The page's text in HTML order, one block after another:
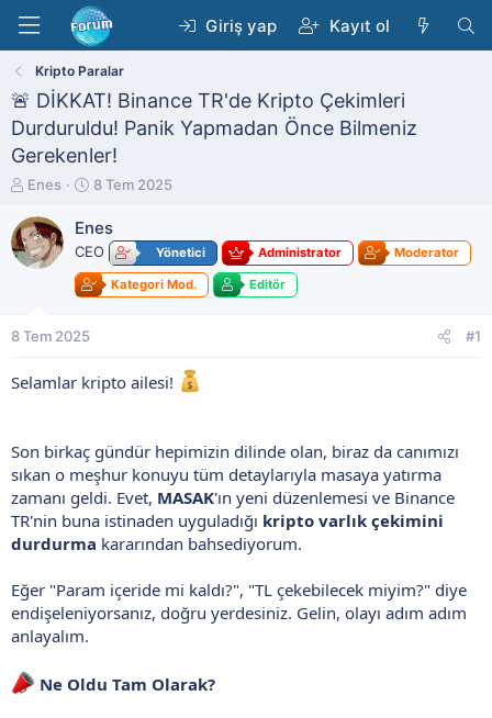
Giriş yap Kayıt ol
Kripto Paralar
🚨 DİKKAT! Binance TR'de Kripto Çekimleri
Durduruldu! Panik Yapmadan Önce Bilmeniz
Gerekenler!
K
n
b
u
a
l
n
Enes
B
ş
a
n
g
a
i
8 Tem 2025
Enes
CEO Yönetici Administrator Moderator
Kategori Mod. Editör
8 Tem 2025 #1
Selamlar kripto ailesi!
Son birkaç gündür hepimizin dilinde olan, biraz da canımızı
sıkan o meşhur konuyu tüm detaylarıyla masaya yatırma
zamanı geldi. Evet, MASAK'ın yeni düzenlemesi ve Binance
TR'nin buna istinaden uyguladığı kripto varlık çekimini
durdurma kararından bahsediyorum.
Eğer "Param içeride mi kaldı?", "TL çekebilecek miyim?" diye
endişeleniyorsanız, doğru yerdesiniz. Gelin, olayı adım adım
anlayalım.
Ne Oldu Tam Olarak?